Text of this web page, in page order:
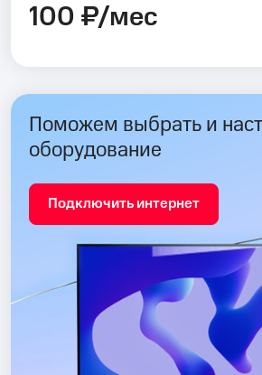
100 ₽/мес
Поможем выбрать и
оборудование
Подключить интернет